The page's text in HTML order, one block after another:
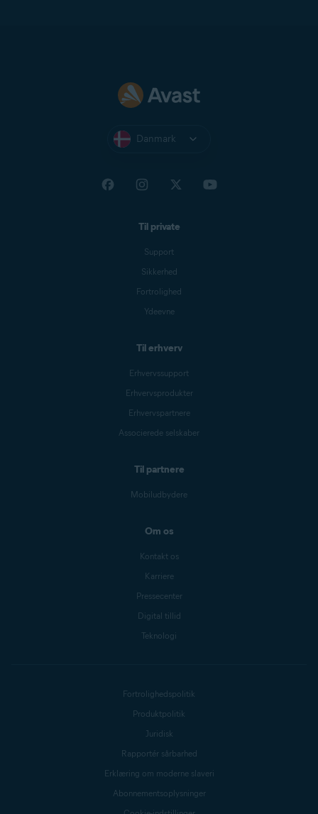
Danmark
Til private
Support
Sikkerhed
Fortrolighed
Ydeevne
Til erhverv
Erhvervssupport
Erhvervsprodukter
Erhvervspartnere
Associerede selskaber
Til partnere
Mobiludbydere
Om os
Kontakt os
Karriere
Pressecenter
Digital tillid
Teknologi
Fortrolighedspolitik
Produktpolitik
Juridisk
Rapportér sårbarhed
Erklæring om moderne slaveri
Abonnementsoplysninger